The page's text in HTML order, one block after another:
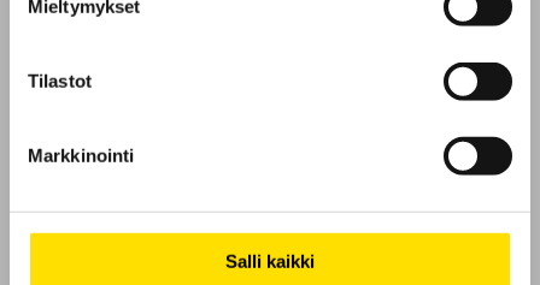
Mieltymykset
Tilastot
Markkinointi
Salli kaikki
GDPR
Evästeet